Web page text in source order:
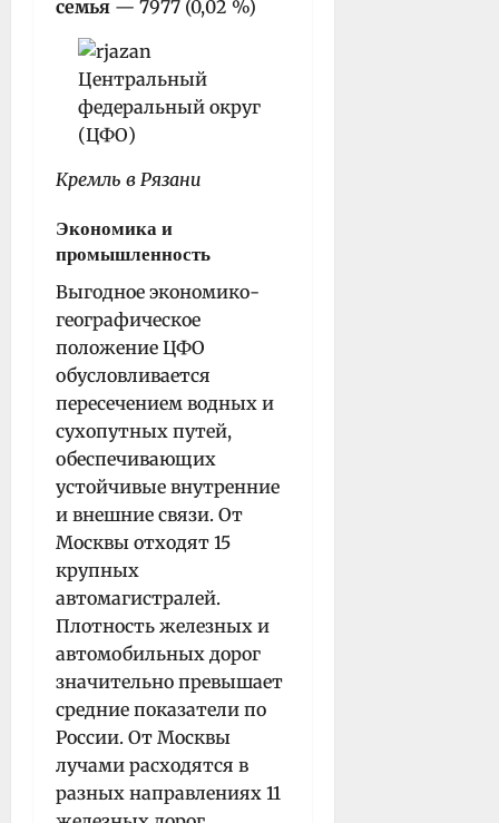
семья — 7977 (0,02 %)
Кремль в Рязани
Экономика и
промышленность
Выгодное экономико-
географическое
положение ЦФО
обусловливается
пересечением водных и
сухопутных путей,
обеспечивающих
устойчивые внутренние
и внешние связи. От
Москвы отходят 15
крупных
автомагистралей.
Плотность железных и
автомобильных дорог
значительно превышает
средние показатели по
России. От Москвы
лучами расходятся в
разных направлениях 11